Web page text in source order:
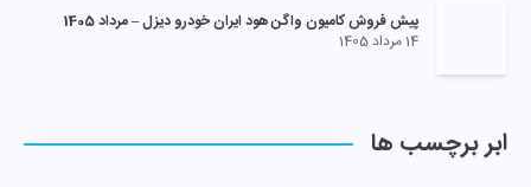
پیش فروش کامیون واگن هود ایران خودرو دیزل – مرداد 1405
14 مرداد 1405
ابر برچسب ها